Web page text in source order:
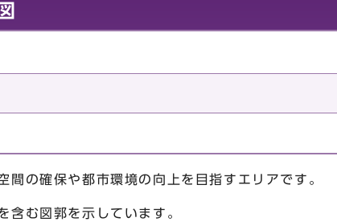
間の確保や都市環境の向上を目指すエリアです。
含む図郭を示しています。